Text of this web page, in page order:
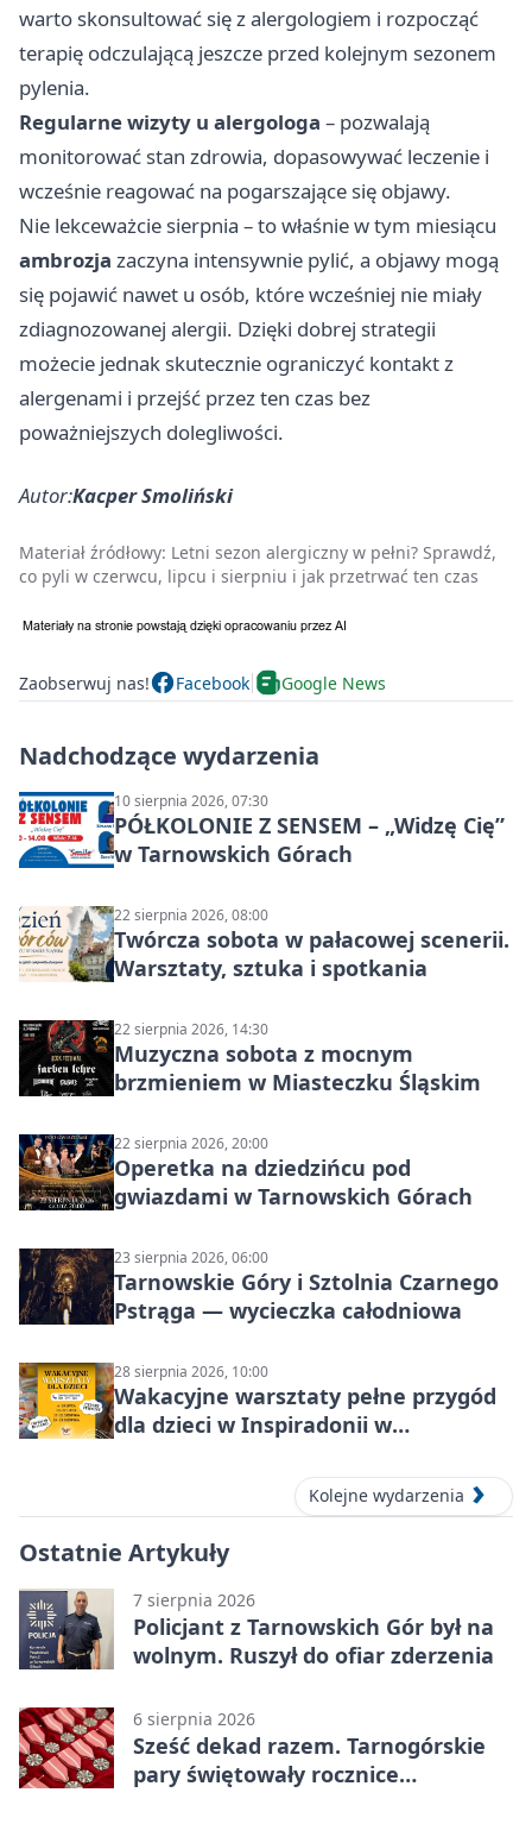
warto skonsultować się z alergologiem i rozpocząć
terapię odczulającą jeszcze przed kolejnym sezonem
pylenia.
Regularne wizyty u alergologa – pozwalają
monitorować stan zdrowia, dopasowywać leczenie i
wcześnie reagować na pogarszające się objawy.
Nie lekceważcie sierpnia – to właśnie w tym miesiącu
ambrozja zaczyna intensywnie pylić, a objawy mogą
się pojawić nawet u osób, które wcześniej nie miały
zdiagnozowanej alergii. Dzięki dobrej strategii
możecie jednak skutecznie ograniczyć kontakt z
alergenami i przejść przez ten czas bez
poważniejszych dolegliwości.
Autor:Kacper Smoliński
Materiał źródłowy: Letni sezon alergiczny w pełni? Sprawdź,
co pyli w czerwcu, lipcu i sierpniu i jak przetrwać ten czas
Zaobserwuj nas! Facebook Google News
Nadchodzące wydarzenia
10 sierpnia 2026, 07:30
PÓŁKOLONIE Z SENSEM – „Widzę Cię”
w Tarnowskich Górach
22 sierpnia 2026, 08:00
Twórcza sobota w pałacowej scenerii.
Warsztaty, sztuka i spotkania
22 sierpnia 2026, 14:30
Muzyczna sobota z mocnym
brzmieniem w Miasteczku Śląskim
22 sierpnia 2026, 20:00
Operetka na dziedzińcu pod
gwiazdami w Tarnowskich Górach
23 sierpnia 2026, 06:00
Tarnowskie Góry i Sztolnia Czarnego
Pstrąga — wycieczka całodniowa
28 sierpnia 2026, 10:00
Wakacyjne warsztaty pełne przygód
dla dzieci w Inspiradonii w
Kolejne wydarzenia
Ostatnie Artykuły
7 sierpnia 2026
Policjant z Tarnowskich Gór był na
wolnym. Ruszył do ofiar zderzenia
6 sierpnia 2026
Sześć dekad razem. Tarnogórskie
pary świętowały rocznice